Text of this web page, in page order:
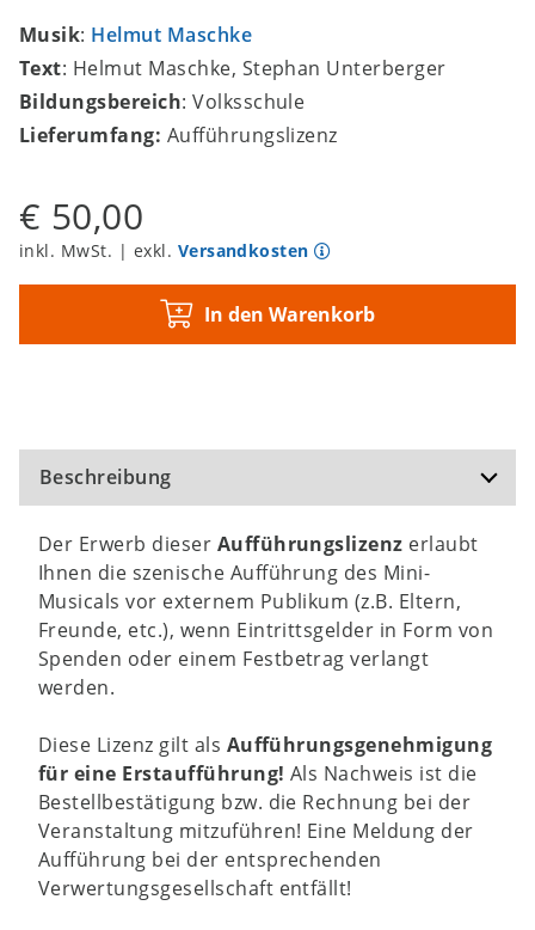
Musik: Helmut Maschke
Text: Helmut Maschke, Stephan Unterberger
Bildungsbereich: Volksschule
Lieferumfang: Aufführungslizenz
€ 50,00
inkl. MwSt. | exkl. Versandkosten
In den Warenkorb
Beschreibung
Der Erwerb dieser Aufführungslizenz erlaubt
Ihnen die szenische Aufführung des Mini-
Musicals vor externem Publikum (z.B. Eltern,
Freunde, etc.), wenn Eintrittsgelder in Form von
Spenden oder einem Festbetrag verlangt
werden.
Diese Lizenz gilt als Aufführungsgenehmigung
für eine Erstaufführung! Als Nachweis ist die
Bestellbestätigung bzw. die Rechnung bei der
Veranstaltung mitzuführen! Eine Meldung der
Aufführung bei der entsprechenden
Verwertungsgesellschaft entfällt!